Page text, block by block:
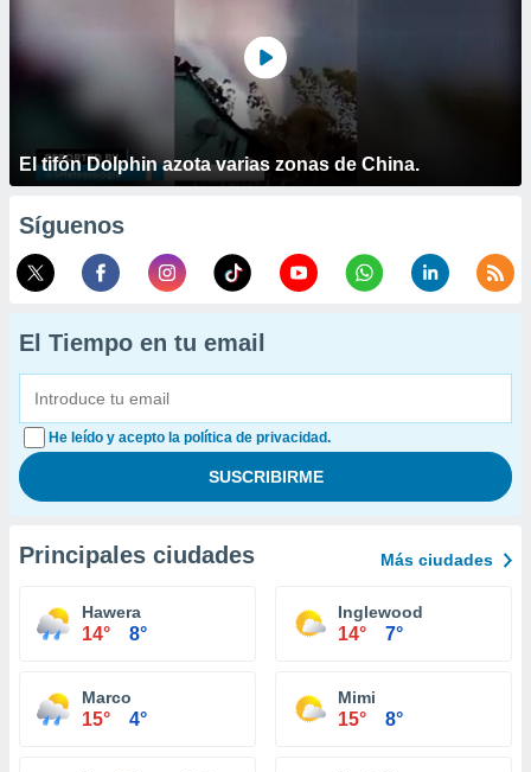
El tifón Dolphin azota varias zonas de China.
Síguenos
El Tiempo en tu email
He leído y acepto la política de privacidad.
Principales ciudades Más ciudades
Hawera
14° 8°
Inglewood
14° 7°
Marco
15° 4°
Mimi
15° 8°